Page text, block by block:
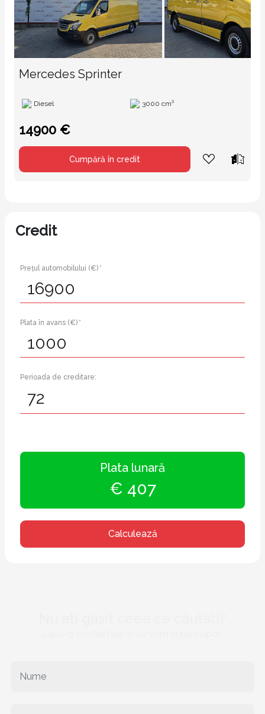
Mercedes Sprinter
Diesel 3000 cm³
14900 €
Cumpără în credit
Credit
Prețul automobilului (€) *
Plata în avans (€) *
Perioada de creditare:
Plata lunară
€ 407
Calculează